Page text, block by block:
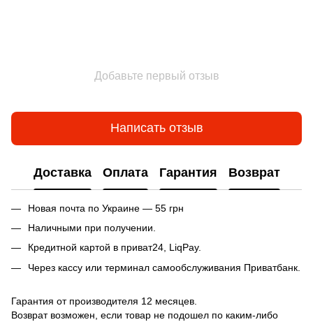
Добавьте первый отзыв
Написать отзыв
Доставка Оплата Гарантия Возврат
Новая почта по Украине — 55 грн
Наличными при получении.
Кредитной картой в приват24, LiqPay.
Через кассу или терминал самообслуживания Приватбанк.
Гарантия от производителя 12 месяцев.
Возврат возможен, если товар не подошел по каким-либо